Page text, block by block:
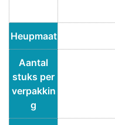
Heupmaat
Aantal
stuks per
verpakkin
g